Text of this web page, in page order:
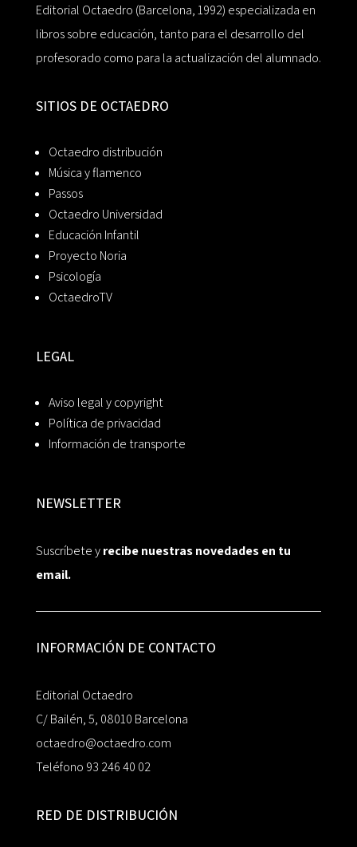
Editorial Octaedro (Barcelona, 1992) especializada en
libros sobre educación, tanto para el desarrollo del
profesorado como para la actualización del alumnado.
SITIOS DE OCTAEDRO
Octaedro distribución
Música y flamenco
Passos
Octaedro Universidad
Educación Infantil
Proyecto Noria
Psicología
OctaedroTV
LEGAL
Aviso legal y copyright
Política de privacidad
Información de transporte
NEWSLETTER
Suscríbete yrecibe nuestras novedades en tu
email.
INFORMACIÓN DE CONTACTO
Editorial Octaedro
C/ Bailén, 5, 08010 Barcelona
octaedro@octaedro.com
Teléfono 93 246 40 02
RED DE DISTRIBUCIÓN